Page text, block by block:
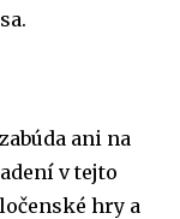
ani na
v tejto
hry a